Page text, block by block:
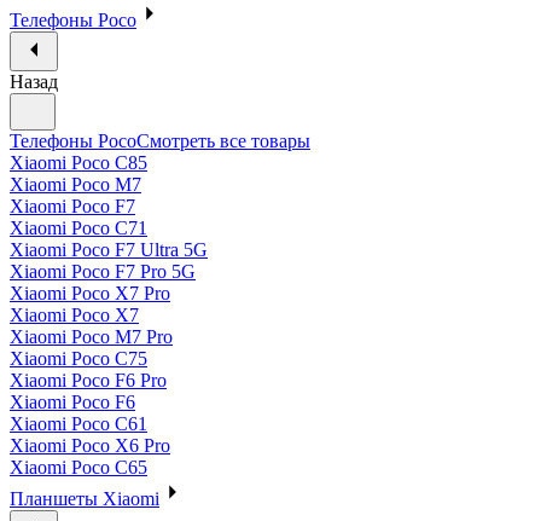
Телефоны Poco
Назад
Телефоны PocoСмотреть все товары
Xiaomi Poco C85
Xiaomi Poco M7
Xiaomi Poco F7
Xiaomi Poco C71
Xiaomi Poco F7 Ultra 5G
Xiaomi Poco F7 Pro 5G
Xiaomi Poco X7 Pro
Xiaomi Poco X7
Xiaomi Poco M7 Pro
Xiaomi Poco C75
Xiaomi Poco F6 Pro
Xiaomi Poco F6
Xiaomi Poco C61
Xiaomi Poco X6 Pro
Xiaomi Poco C65
Планшеты Xiaomi